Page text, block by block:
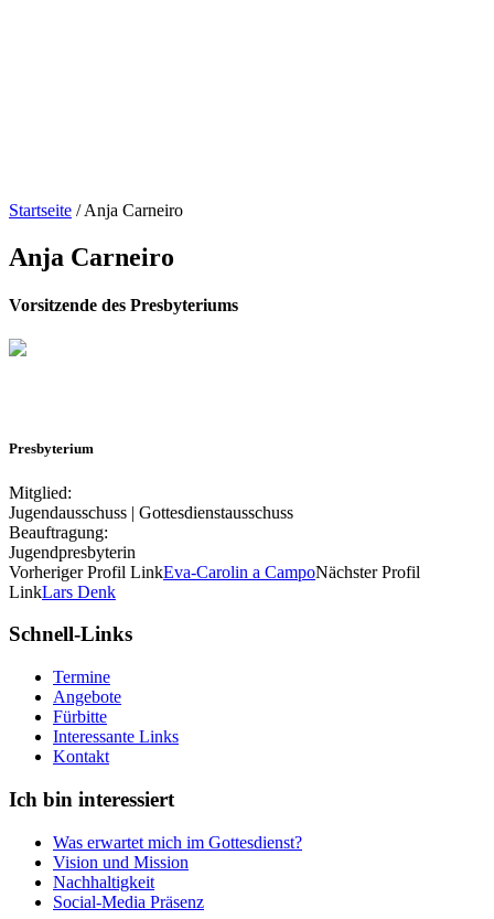
Startseite /Anja Carneiro
Anja Carneiro
Vorsitzende des Presbyteriums
Presbyterium
Mitglied:
Jugendausschuss | Gottesdienstausschuss
Beauftragung:
Jugendpresbyterin
VorherigerProfil LinkEva-Carolin a CampoNächsterProfil
LinkLars Denk
Schnell-Links
Termine
Angebote
Fürbitte
Interessante Links
Kontakt
Ich bin interessiert
Was erwartet mich im Gottesdienst?
Vision und Mission
Nachhaltigkeit
Social-Media Präsenz